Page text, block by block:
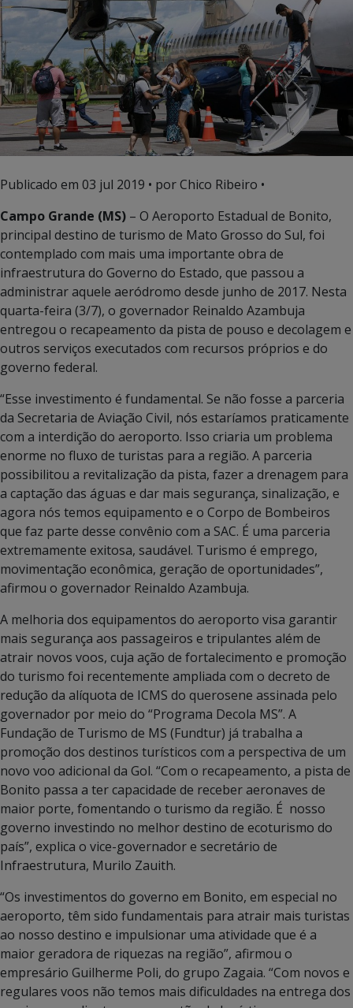
Publicado em 03 jul 2019 • por Chico Ribeiro •
Campo Grande (MS) – O Aeroporto Estadual de Bonito,
principal destino de turismo de Mato Grosso do Sul, foi
contemplado com mais uma importante obra de
infraestrutura do Governo do Estado, que passou a
administrar aquele aeródromo desde junho de 2017. Nesta
quarta-feira (3/7), o governador Reinaldo Azambuja
entregou o recapeamento da pista de pouso e decolagem e
outros serviços executados com recursos próprios e do
governo federal.
“Esse investimento é fundamental. Se não fosse a parceria
da Secretaria de Aviação Civil, nós estaríamos praticamente
com a interdição do aeroporto. Isso criaria um problema
enorme no fluxo de turistas para a região. A parceria
possibilitou a revitalização da pista, fazer a drenagem para
a captação das águas e dar mais segurança, sinalização, e
agora nós temos equipamento e o Corpo de Bombeiros
que faz parte desse convênio com a SAC. É uma parceria
extremamente exitosa, saudável. Turismo é emprego,
movimentação econômica, geração de oportunidades”,
afirmou o governador Reinaldo Azambuja.
A melhoria dos equipamentos do aeroporto visa garantir
mais segurança aos passageiros e tripulantes além de
atrair novos voos, cuja ação de fortalecimento e promoção
do turismo foi recentemente ampliada com o decreto de
redução da alíquota de ICMS do querosene assinada pelo
governador por meio do “Programa Decola MS”. A
Fundação de Turismo de MS (Fundtur) já trabalha a
promoção dos destinos turísticos com a perspectiva de um
novo voo adicional da Gol. “Com o recapeamento, a pista de
Bonito passa a ter capacidade de receber aeronaves de
maior porte, fomentando o turismo da região. É nosso
governo investindo no melhor destino de ecoturismo do
país”, explica o vice-governador e secretário de
Infraestrutura, Murilo Zauith.
“Os investimentos do governo em Bonito, em especial no
aeroporto, têm sido fundamentais para atrair mais turistas
ao nosso destino e impulsionar uma atividade que é a
maior geradora de riquezas na região”, afirmou o
empresário Guilherme Poli, do grupo Zagaia. “Com novos e
regulares voos não temos mais dificuldades na entrega dos